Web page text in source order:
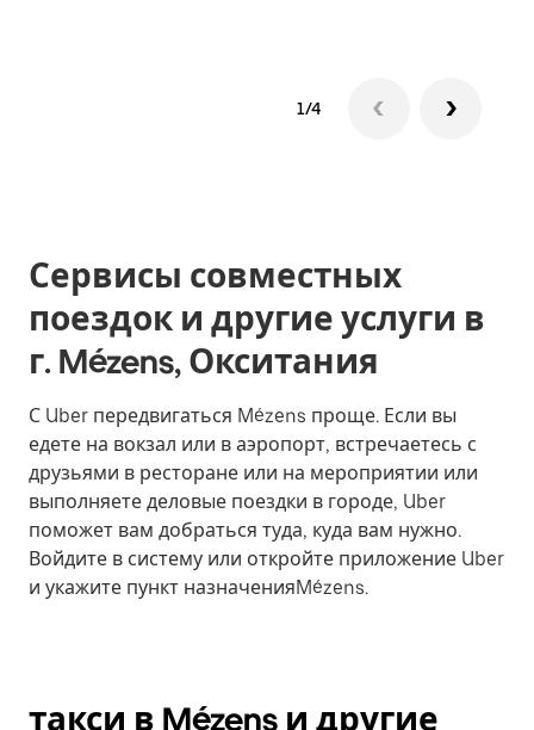
1/4
Сервисы совместных
поездок и другие услуги в
г. Mézens, Окситания
С Uber передвигаться Mézens проще. Если вы
едете на вокзал или в аэропорт, встречаетесь с
друзьями в ресторане или на мероприятии или
выполняете деловые поездки в городе, Uber
поможет вам добраться туда, куда вам нужно.
Войдите в систему или откройте приложение Uber
и укажите пункт назначенияMézens.
такси в Mézens и другие